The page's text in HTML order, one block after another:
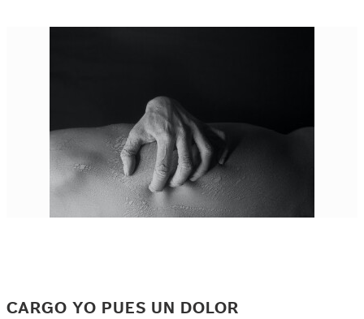
CARGO YO PUES UN DOLOR